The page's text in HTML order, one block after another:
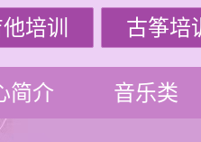
培训 古筝培
简介 音乐类